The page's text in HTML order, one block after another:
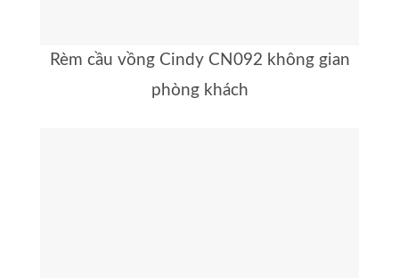
Rèm cầu vồng Cindy CN092 không gian
phòng khách